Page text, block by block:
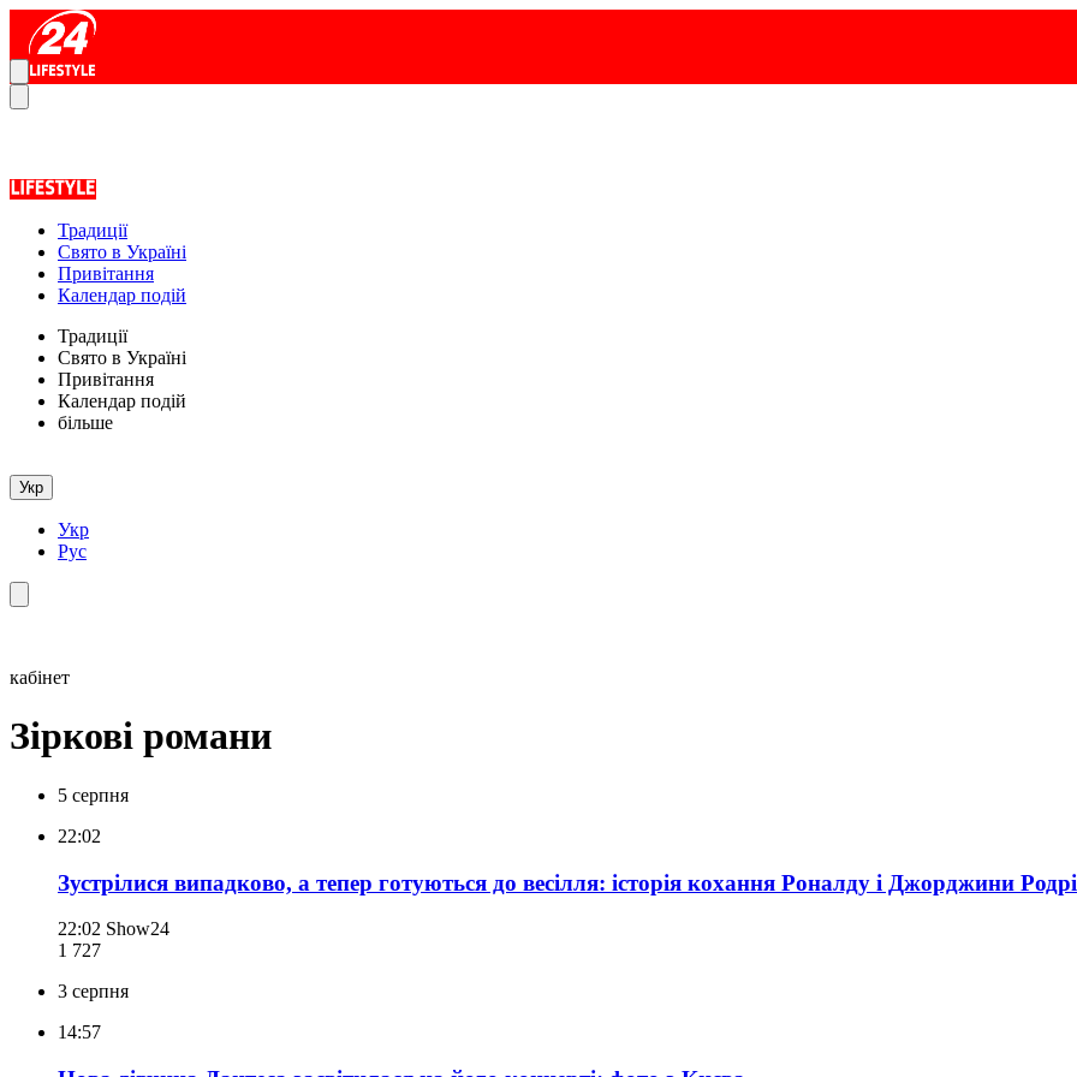
Традиції
Свято в Україні
Привітання
Календар подій
Традиції
Свято в Україні
Привітання
Календар подій
більше
Укр
Укр
Рус
кабінет
Зіркові романи
5 серпня
22:02
Зустрілися випадково, а тепер готуються до весілля: історія кохання Роналду і Джорджини
22:02 Show24
1 727
3 серпня
14:57